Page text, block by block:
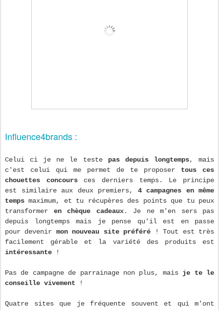
Influence4brands :
Celui ci je ne le teste pas depuis longtemps, mais
c'est celui qui me permet de te proposer tous ces
chouettes concoursces derniers temps. Le principe
est similaire aux deux premiers, 4 campagnes en même
temps maximum, et tu récupères des points que tu peux
transformer en chèque cadeaux. Je ne m'en sers pas
depuis longtemps mais je pense qu'il est en passe
pour devenir mon nouveau site préféré ! Tout est très
facilement gérable et la variété des produits est
intéressante !
Pas de campagne de parrainage non plus, mais je te le
conseille vivement
!
Quatre sites que je fréquente souvent et qui m'ont